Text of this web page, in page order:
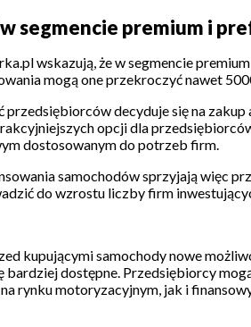
segmencie premium i
wskazują, że w segmencie
mogą one przekroczyć nawet
przedsiębiorców decyduje się na
opcji dla
dostosowanym do potrzeb firm.
samochodów sprzyjają więc
do wzrostu liczby firm
kupującymi samochody nowe
bardziej dostępne. Przedsiębiorcy
rynku motoryzacyjnym, jak i